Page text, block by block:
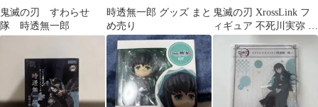
鬼滅の刃 すわらせ
隊 時透無一郎
時透無一郎 グッズ まと
め売り
鬼滅の刃 XrossLink フ
ィギュア 不死川実弥 柱
稽古編